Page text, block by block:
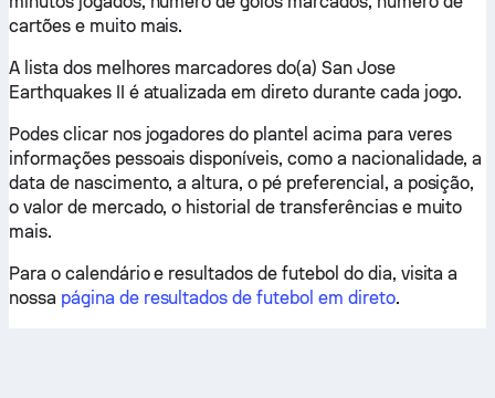
cartões e muito mais.
A lista dos melhores marcadores do(a) San Jose
Earthquakes II é atualizada em direto durante cada jogo.
Podes clicar nos jogadores do plantel acima para veres
informações pessoais disponíveis, como a nacionalidade, a
data de nascimento, a altura, o pé preferencial, a posição,
o valor de mercado, o historial de transferências e muito
mais.
Para o calendário e resultados de futebol do dia, visita a
nossa página de resultados de futebol em direto.